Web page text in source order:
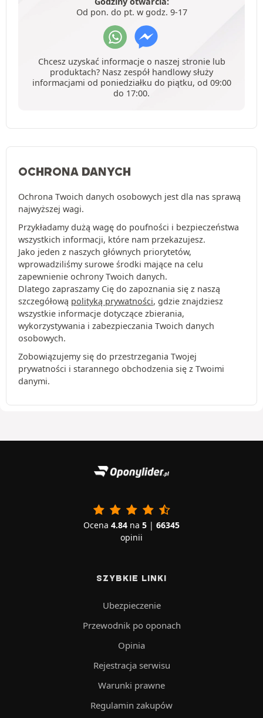
Od pon. do pt. w godz. 9-17
Chcesz uzyskać informacje o naszej stronie lub
produktach? Nasz zespół handlowy służy
informacjami od poniedziałku do piątku, od 09:00
do 17:00.
OCHRONA DANYCH
Ochrona Twoich danych osobowych jest dla nas sprawą
najwyższej wagi.
Przykładamy dużą wagę do poufności i bezpieczeństwa
wszystkich informacji, które nam przekazujesz.
Jako jeden z naszych głównych priorytetów,
wprowadziliśmy surowe środki mające na celu
zapewnienie ochrony Twoich danych.
Dlatego zapraszamy Cię do zapoznania się z naszą
szczegółową polityką prywatności, gdzie znajdziesz
wszystkie informacje dotyczące zbierania,
wykorzystywania i zabezpieczania Twoich danych
osobowych.
Zobowiązujemy się do przestrzegania Twojej
prywatności i starannego obchodzenia się z Twoimi
danymi.
Ocena 4.84 na 5 | 66345
opinii
SZYBKIE LINKI
Ubezpieczenie
Przewodnik po oponach
Opinia
Rejestracja serwisu
Warunki prawne
Regulamin zakupów